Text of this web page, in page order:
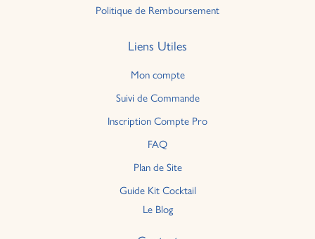
Politique de Remboursement
Liens Utiles
Mon compte
Suivi de Commande
Inscription Compte Pro
FAQ
Plan de Site
Guide Kit Cocktail
Le Blog